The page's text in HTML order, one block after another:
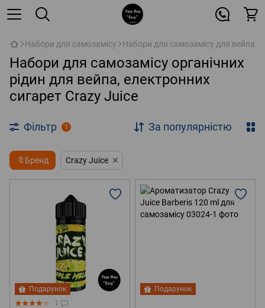
Набори для самозамісу Набори для самозамісу для вейпа
Набори для самозамісу органічних
рідин для вейпа, електронних
сигарет Crazy Juice
Фільтр 1 За популярністю
🔖Бренд Crazy Juice
Подарунок
1
Подарунок